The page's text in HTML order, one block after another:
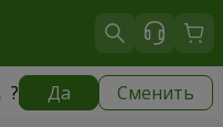
н) ? Да Сменить
р-н) |бесплатно